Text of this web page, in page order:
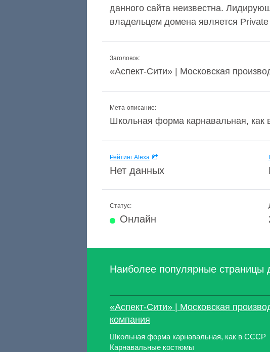
данного сайта неизвестна.
владельцем домена является
Заголовок:
«Аспект-Сити» | Московская
Мета-описание:
Школьная форма карнавальная,
Рейтинг Alexa
Нет данных
Статус:
Онлайн
Наиболее популярные страницы
«Аспект-Сити» | Московская
компания
Школьная форма карнавальная, как в СССР
Карнавальные костюмы